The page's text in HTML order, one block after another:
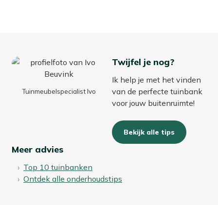
Tuinmeubelspecialist Ivo
Twijfel je nog?
Ik help je met het vinden
van de perfecte tuinbank
voor jouw buitenruimte!
Bekijk alle tips
Meer advies
Top 10 tuinbanken
Ontdek alle onderhoudstips